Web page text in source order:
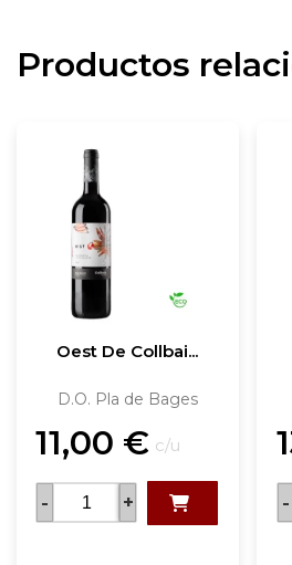
Productos
Oest De Collbai...
D.O. Pla de Bages
11,00 € c/u
- + -